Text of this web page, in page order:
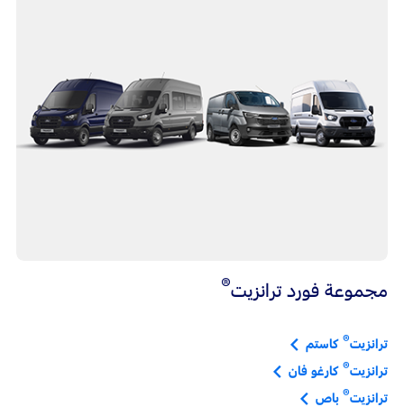
مجموعة فورد ترانزيت®
ترانزيت®كاستم
ترانزيت®كارغو فان
ترانزيت®باص